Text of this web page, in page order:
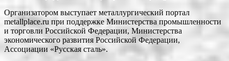
Организатором выступает металлургический портал
metallplace.ru при поддержке Министерства промышленности
и торговли Российской Федерации, Министерства
экономического развития Российской Федерации,
Ассоциации «Русская сталь».